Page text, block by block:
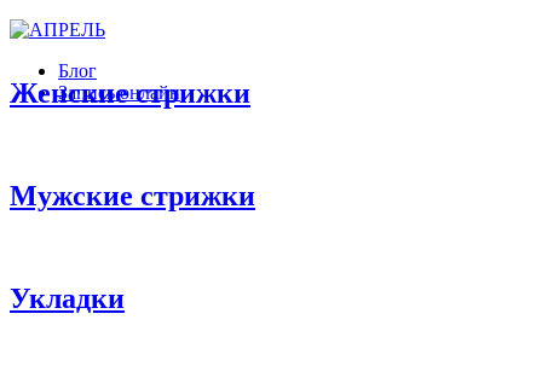
Блог
Запись онлайн
Женские стрижки
Мужские стрижки
Укладки